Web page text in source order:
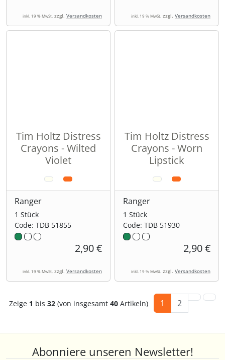
inkl. 19 % MwSt. zzgl. Versandkosten inkl. 19 % MwSt. zzgl. Versandkosten
Tim Holtz Distress
Crayons - Wilted
Violet
Ranger
1 Stück
Code: TDB 51855
2,90 €
inkl. 19 % MwSt. zzgl. Versandkosten
Tim Holtz Distress
Crayons - Worn
Lipstick
Ranger
1 Stück
Code: TDB 51930
2,90 €
inkl. 19 % MwSt. zzgl. Versandkosten
Zeige 1 bis 32(von insgesamt 40Artikeln) 1 2
Abonniere unseren Newsletter!